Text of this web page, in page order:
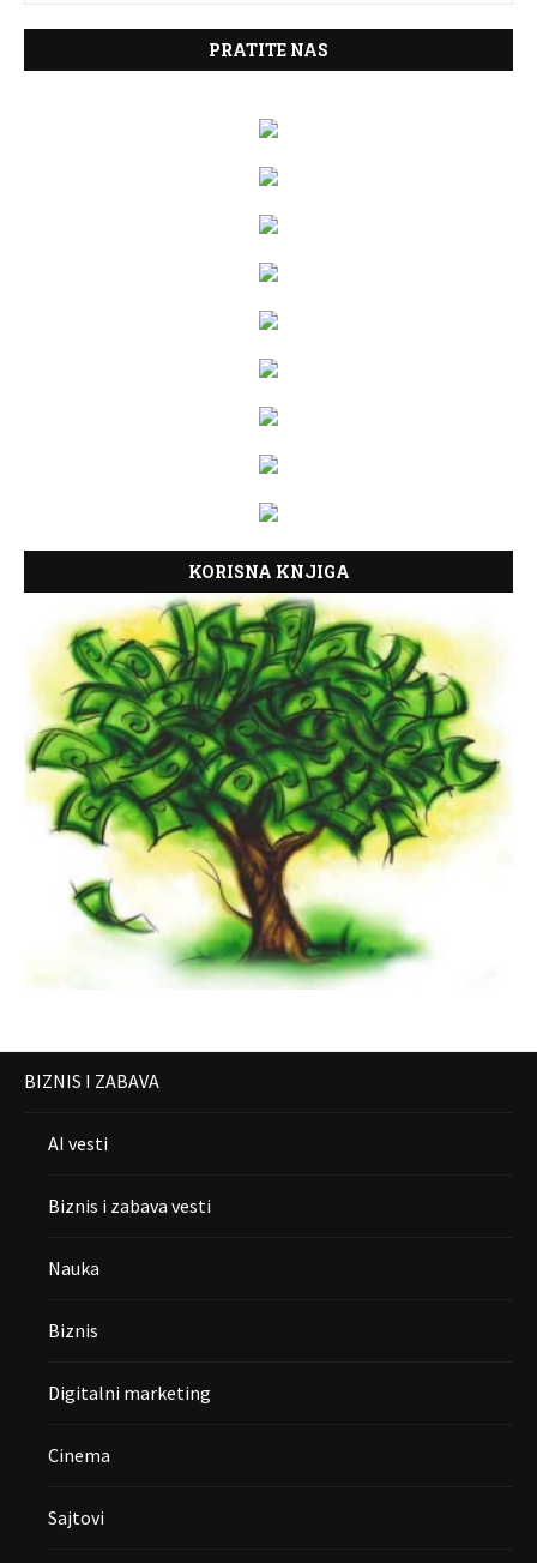
PRATITE NAS
KORISNA KNJIGA
BIZNIS I ZABAVA
AI vesti
Biznis i zabava vesti
Nauka
Biznis
Digitalni marketing
Cinema
Sajtovi